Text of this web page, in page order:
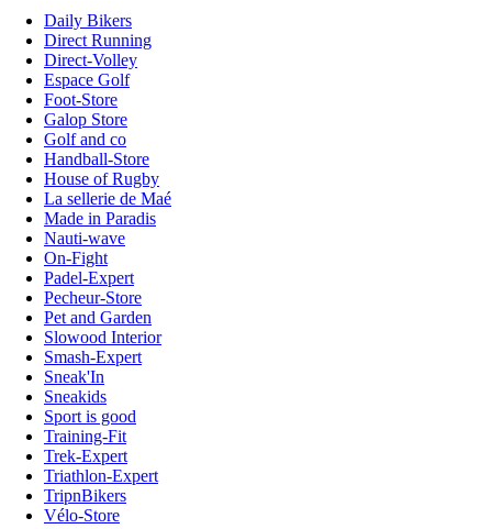
Daily Bikers
Direct Running
Direct-Volley
Espace Golf
Foot-Store
Galop Store
Golf and co
Handball-Store
House of Rugby
La sellerie de Maé
Made in Paradis
Nauti-wave
On-Fight
Padel-Expert
Pecheur-Store
Pet and Garden
Slowood Interior
Smash-Expert
Sneak'In
Sneakids
Sport is good
Training-Fit
Trek-Expert
Triathlon-Expert
TripnBikers
Vélo-Store